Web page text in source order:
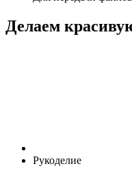
Делаем
Рукоделие